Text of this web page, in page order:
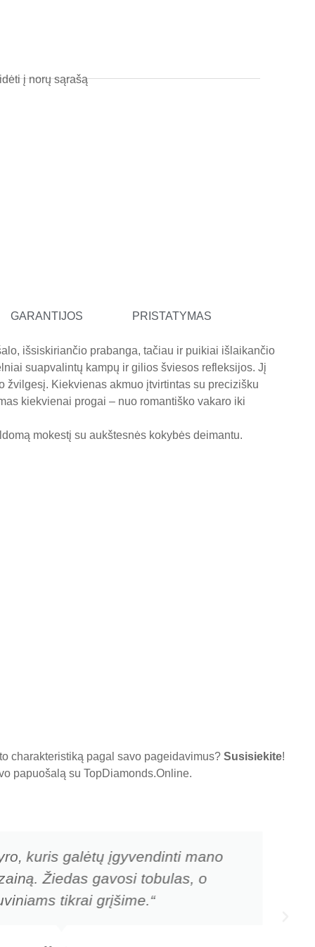
į norų sąrašą
GARANTIJOS PRISTATYMAS
išsiskiriančio prabanga, tačiau ir puikiai išlaikančio
suapvalintų kampų ir gilios šviesos refleksijos. Jį
Kiekvienas akmuo įtvirtintas su precizišku
kiekvienai progai – nuo romantiško vakaro iki
mokestį su aukštesnės kokybės deimantu.
charakteristiką pagal savo pageidavimus? Susisiekite!
papuošalą su TopDiamonds.Online.
kuris galėtų įgyvendinti mano
Žiedas gavosi tobulas, o
tikrai grįšime.“